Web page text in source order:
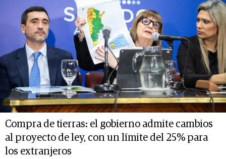
Compra de tierras: el gobierno admite cambios
al proyecto de ley, con un límite del 25% para
los extranjeros